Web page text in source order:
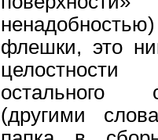
флешки, это
остального
(другими